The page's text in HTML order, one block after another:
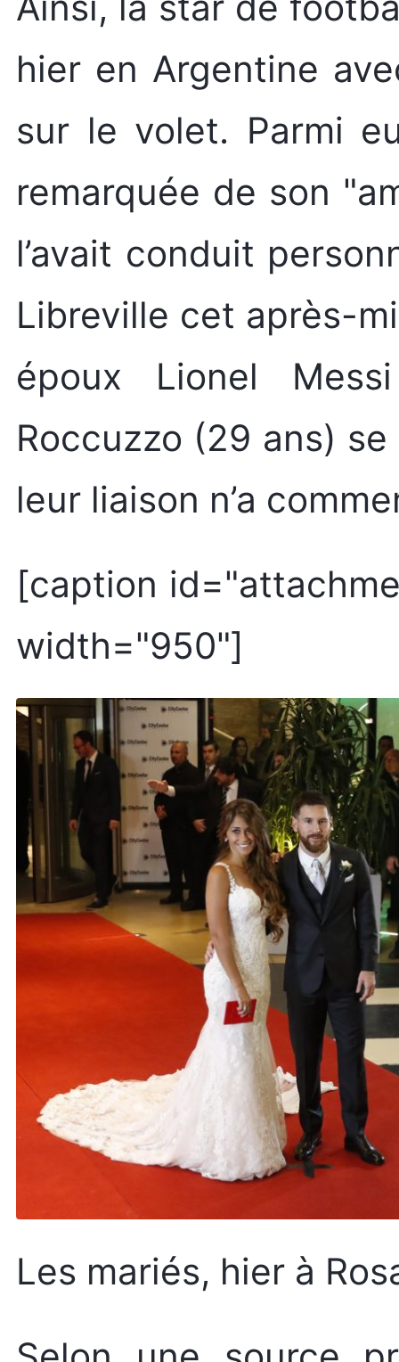
hier en Argentine
sur le volet. Parmi
remarquée de son
l’avait conduit
Libreville cet après-
époux Lionel
Roccuzzo (29 ans)
leur liaison n’a
[caption
width="950"]
Les mariés, hier à